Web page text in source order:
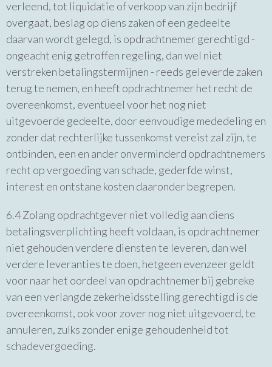
verleend, tot liquidatie of verkoop van zijn bedrijf
overgaat, beslag op diens zaken of een gedeelte
daarvan wordt gelegd, is opdrachtnemer gerechtigd -
ongeacht enig getroffen regeling, dan wel niet
verstreken betalingstermijnen - reeds geleverde zaken
terug te nemen, en heeft opdrachtnemer het recht de
overeenkomst, eventueel voor het nog niet
uitgevoerde gedeelte, door eenvoudige mededeling en
zonder dat rechterlijke tussenkomst vereist zal zijn, te
ontbinden, een en ander onverminderd opdrachtnemers
recht op vergoeding van schade, gederfde winst,
interest en ontstane kosten daaronder begrepen.
6.4 Zolang opdrachtgever niet volledig aan diens
betalingsverplichting heeft voldaan, is opdrachtnemer
niet gehouden verdere diensten te leveren, dan wel
verdere leveranties te doen, hetgeen evenzeer geldt
voor naar het oordeel van opdrachtnemer bij gebreke
van een verlangde zekerheidsstelling gerechtigd is de
overeenkomst, ook voor zover nog niet uitgevoerd, te
annuleren, zulks zonder enige gehoudenheid tot
schadevergoeding.